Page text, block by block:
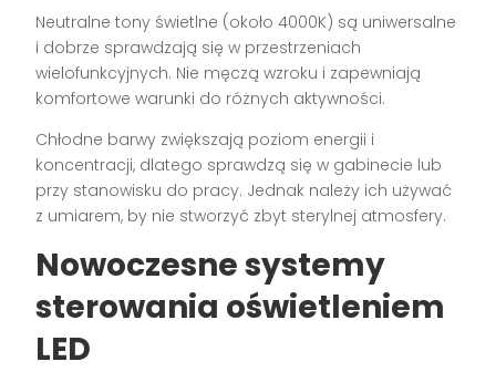
Neutralne tony świetlne (około 4000K) są uniwersalne
i dobrze sprawdzają się w przestrzeniach
wielofunkcyjnych. Nie męczą wzroku i zapewniają
komfortowe warunki do różnych aktywności.
Chłodne barwy zwiększają poziom energii i
koncentracji, dlatego sprawdzą się w gabinecie lub
przy stanowisku do pracy. Jednak należy ich używać
z umiarem, by nie stworzyć zbyt sterylnej atmosfery.
Nowoczesne systemy
sterowania oświetleniem
LED